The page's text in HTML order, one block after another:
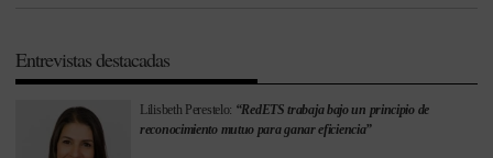
Entrevistas destacadas
Lilisbeth Perestelo: “RedETS trabaja bajo un principio de
reconocimiento mutuo para ganar eficiencia”